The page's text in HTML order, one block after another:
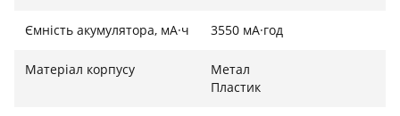
Ємність акумулятора, мА·ч 3550 мА·год
Матеріал корпусу
Метал
Пластик